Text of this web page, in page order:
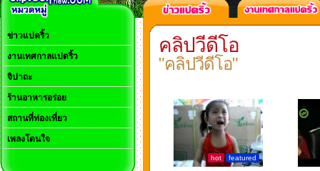
ข่าวแปดริ้ว
งานเทศกาลแปดริ้ว
จิปาถะ
ร้านอาหารอร่อย
สถานที่ท่องเที่ยว
เพลงโดนใจ
คลิปวีดีโอ
"คลิปวีดีโอ"
hot featured